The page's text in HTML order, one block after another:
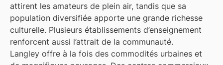
attirent les amateurs de plein air, tandis que sa
population diversifiée apporte une grande richesse
culturelle. Plusieurs établissements d’enseignement
renforcent aussi l’attrait de la communauté.
Langley offre à la fois des commodités urbaines et